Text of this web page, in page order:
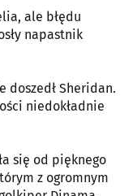
ale błędu
napastnik
doszedł Sheridan.
niedokładnie
się od pięknego
z ogromnym